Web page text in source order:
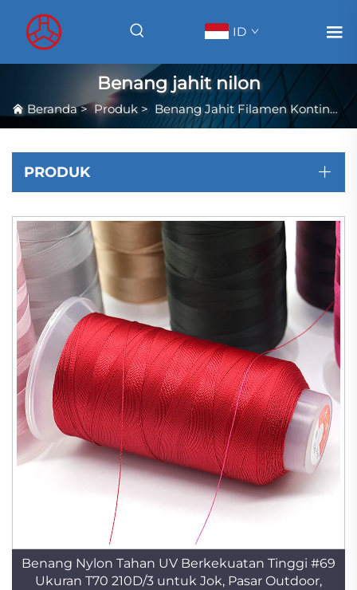
ID
Benang jahit nilon
Beranda>Produk >Benang Jahit Filamen Kontinu Berkekuatan Tinggi
PRODUK
Benang Nylon Tahan UV Berkekuatan Tinggi #69
Ukuran T70 210D/3 untuk Jok, Pasar Outdoor,